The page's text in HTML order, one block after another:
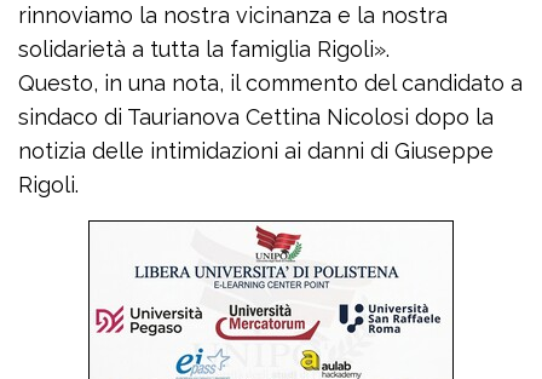
rinnoviamo la nostra vicinanza e la nostra
solidarietà a tutta la famiglia Rigoli».
Questo, in una nota, il commento del candidato a
sindaco di Taurianova Cettina Nicolosi dopo la
notizia delle intimidazioni ai danni di Giuseppe
Rigoli.